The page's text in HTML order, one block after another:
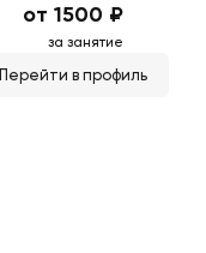
от 1500 ₽
за занятие
Перейти в профиль